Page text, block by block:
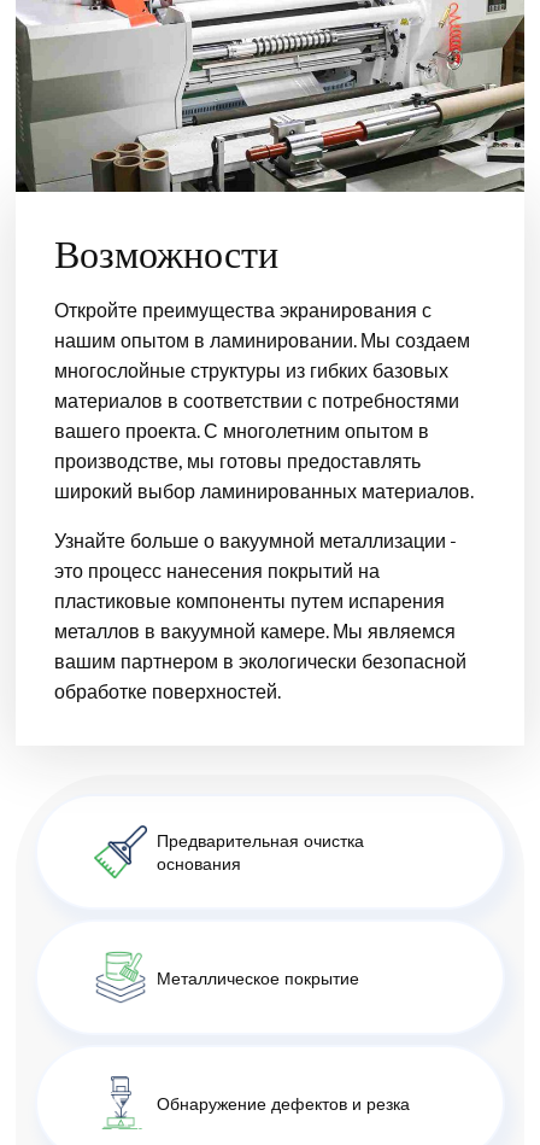
Возможности
Откройте преимущества экранирования с
нашим опытом в ламинировании. Мы создаем
многослойные структуры из гибких базовых
материалов в соответствии с потребностями
вашего проекта. С многолетним опытом в
производстве, мы готовы предоставлять
широкий выбор ламинированных материалов.
Узнайте больше о вакуумной металлизации -
это процесс нанесения покрытий на
пластиковые компоненты путем испарения
металлов в вакуумной камере. Мы являемся
вашим партнером в экологически безопасной
обработке поверхностей.
Предварительная очистка
основания
Металлическое покрытие
Обнаружение дефектов и резка